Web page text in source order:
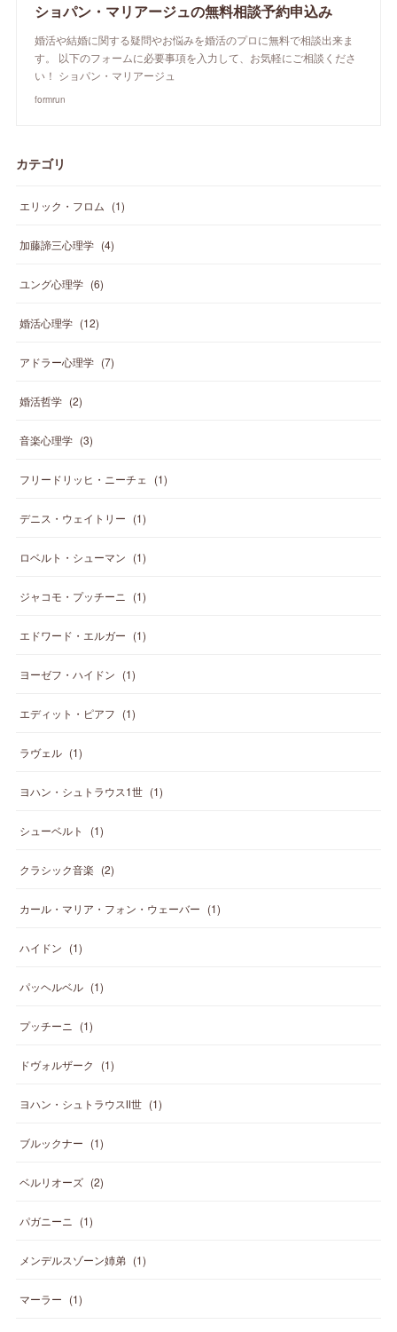
ショパン・マリアージュの無料相談予約申込み
婚活や結婚に関する疑問やお悩みを婚活のプロに無料で相談出来ま
す。 以下のフォームに必要事項を入力して、お気軽にご相談くださ
い！ ショパン・マリアージュ
formrun
カテゴリ
エリック・フロム (1)
加藤諦三心理学 (4)
ユング心理学 (6)
婚活心理学 (12)
アドラー心理学 (7)
婚活哲学 (2)
音楽心理学 (3)
フリードリッヒ・ニーチェ (1)
デニス・ウェイトリー (1)
ロベルト・シューマン (1)
ジャコモ・プッチーニ (1)
エドワード・エルガー (1)
ヨーゼフ・ハイドン (1)
エディット・ピアフ (1)
ラヴェル (1)
ヨハン・シュトラウス1世 (1)
シューベルト (1)
クラシック音楽 (2)
カール・マリア・フォン・ウェーバー (1)
ハイドン (1)
パッヘルベル (1)
プッチーニ (1)
ドヴォルザーク (1)
ヨハン・シュトラウスⅡ世 (1)
ブルックナー (1)
ベルリオーズ (2)
パガニーニ (1)
メンデルスゾーン姉弟 (1)
マーラー (1)